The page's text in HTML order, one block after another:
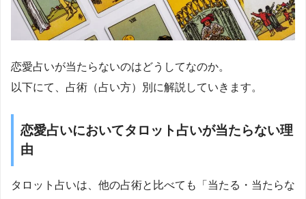
恋愛占いが当たらないのはどうしてなのか。
以下にて、占術（占い方）別に解説していきます。
恋愛占いにおいてタロット占いが当たらない理
由
タロット占いは、他の占術と比べても「当たる・当たらな